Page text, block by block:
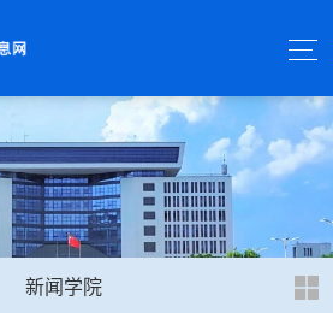
新闻学院